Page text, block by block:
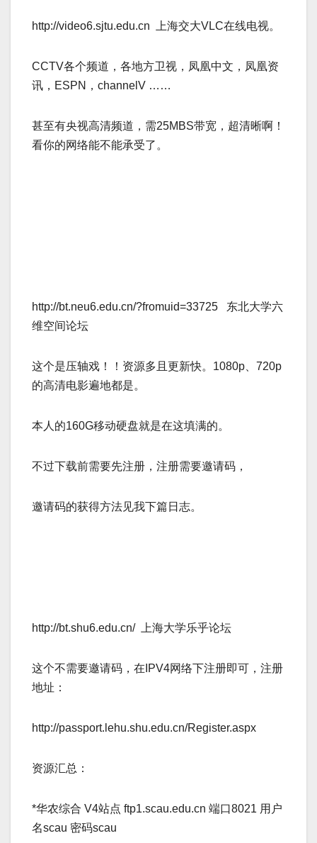
http://video6.sjtu.edu.cn 上海交大VLC在线电视。­
CCTV各个频道，各地方卫视，凤凰中文，凤凰资
讯，ESPN，channelV …… ­
甚至有央视高清频道，需25MBS带宽，超清晰啊！
看你的网络能不能承受了。­
http://bt.neu6.edu.cn/?fromuid=33725 东北大学六
维空间论坛­
这个是压轴戏！！资源多且更新快。1080p、720p
的高清电影遍地都是。­
本人的160G移动硬盘就是在这填满的。 ­
不过下载前需要先注册，注册需要邀请码，­
邀请码的获得方法见我下篇日志。­
http://bt.shu6.edu.cn/ 上海大学乐乎论坛­
这个不需要邀请码，在IPV4网络下注册即可，注册
地址：­
http://passport.lehu.shu.edu.cn/Register.aspx­
资源汇总：­
*华农综合 V4站点 ftp1.scau.edu.cn 端口8021 用户
名scau 密码scau­